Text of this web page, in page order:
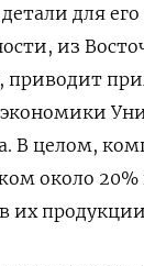
для
из
В целом,
около
их